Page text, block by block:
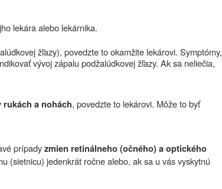
lekára alebo lekárnika.
žľazy), povedzte to okamžite lekárovi. Symptómy,
vývoj zápalu podžalúdkovej žľazy. Ak sa neliečia,
a nohách, povedzte to lekárovi. Môže to byť
prípadyzmien retinálneho (očného) a optického
(sietnicu) jedenkrát ročne alebo, ak sa u vás vyskytnú